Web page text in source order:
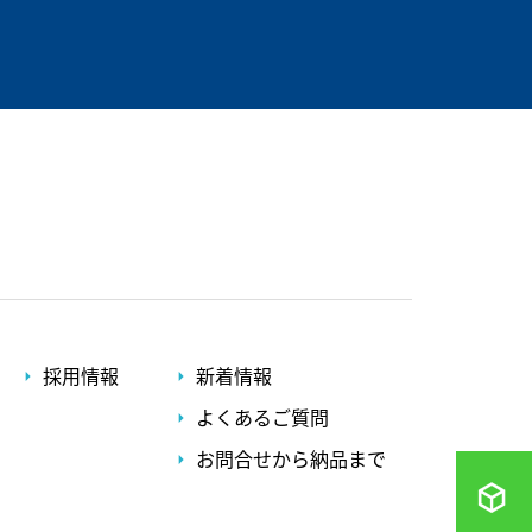
採用情報
新着情報
よくあるご質問
お問合せから納品まで